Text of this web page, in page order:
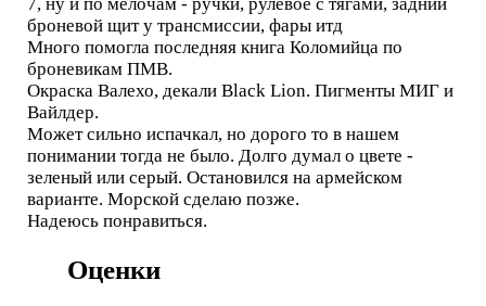
броневой щит у трансмиссии, фары итд
Много помогла последняя книга Коломийца по
броневикам ПМВ.
Окраска Валехо, декали Black Lion. Пигменты МИГ и
Вайлдер.
Может сильно испачкал, но дорого то в нашем
понимании тогда не было. Долго думал о цвете -
зеленый или серый. Остановился на армейском
варианте. Морской сделаю позже.
Надеюсь понравиться.
Оценки